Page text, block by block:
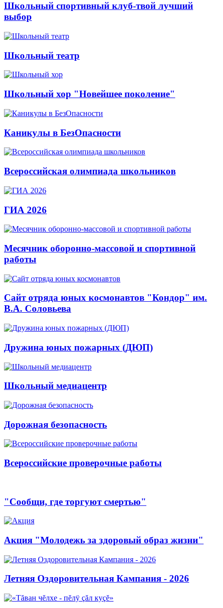
Школьный спортивный клуб-твой лучший
выбор
Школьный театр
Школьный хор "Новейшее поколение"
Каникулы в БезОпасности
Всероссийская олимпиада школьников
ГИА 2026
Месячник оборонно-массовой и спортивной
работы
Сайт отряда юных космонавтов "Кондор" им.
В.А. Соловьева
Дружина юных пожарных (ДЮП)
Школьный медиацентр
Дорожная безопасность
Всероссийские проверочные работы
"Сообщи, где торгуют смертью"
Акция "Молодежь за здоровый образ жизни"
Летняя Оздоровительная Кампания - 2026